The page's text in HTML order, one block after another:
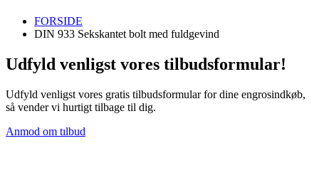
FORSIDE
DIN 933 Sekskantet bolt med fuldgevind
Udfyld venligst vores tilbudsformular!
Udfyld venligst vores gratis tilbudsformular for dine engrosindkøb,
så vender vi hurtigt tilbage til dig.
Anmod om tılbud